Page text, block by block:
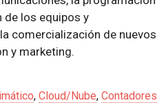
los equipos y
comercialización de nuevos
y marketing.
, Cloud/Nube, Contadores